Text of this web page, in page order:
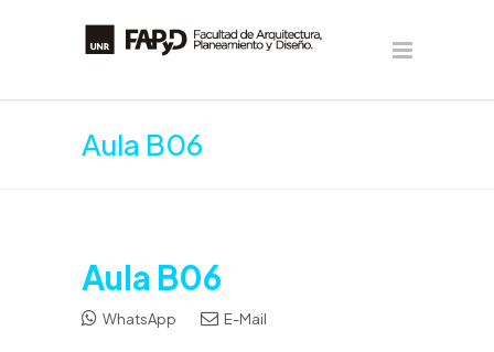
Aula B06
Aula B06
WhatsApp E-Mail